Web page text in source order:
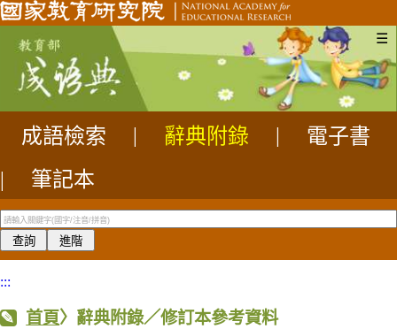
☰
成語檢索 辭典附錄
電子書
|
筆記本
:::
首頁〉辭典附錄／修訂本參考資料